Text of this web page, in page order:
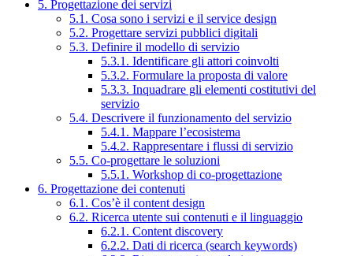
5. Progettazione dei servizi
5.1. Cosa sono i servizi e il service design
5.2. Progettare servizi pubblici digitali
5.3. Definire il modello di servizio
5.3.1. Identificare gli attori coinvolti
5.3.2. Formulare la proposta di valore
5.3.3. Inquadrare gli elementi costitutivi del
servizio
5.4. Descrivere il funzionamento del servizio
5.4.1. Mappare l’ecosistema
5.4.2. Rappresentare i flussi di servizio
5.5. Co-progettare le soluzioni
5.5.1. Workshop di co-progettazione
6. Progettazione dei contenuti
6.1. Cos’è il content design
6.2. Ricerca utente sui contenuti e il linguaggio
6.2.1. Content discovery
6.2.2. Dati di ricerca (search keywords)